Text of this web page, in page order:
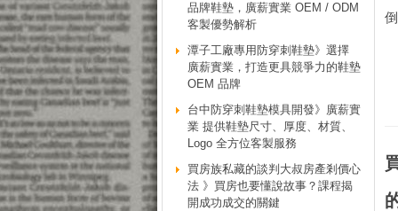
品牌鞋墊，廣薪實業 OEM / ODM
客製優勢解析
潭子工廠專用防穿刺鞋墊》選擇
廣薪實業，打造更具競爭力的鞋墊
OEM 品牌
台中防穿刺鞋墊模具開發》廣薪實
業 提供鞋墊尺寸、厚度、材質、
Logo 全方位客製服務
買房族私藏的談判大叔房產剎價心
法 》買房也要懂說故事？課程揭
開成功成交的關鍵